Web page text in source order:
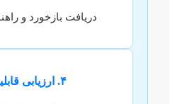
دریافت بازخورد و
۴. ارزیابی قابلیت اجرا